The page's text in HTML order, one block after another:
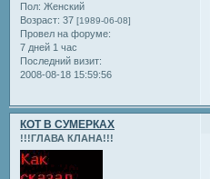
Пол: Женский
Возраст: 37 [1989-06-08]
Провел на форуме:
7 дней 1 час
Последний визит:
2008-08-18 15:59:56
КОТ В СУМЕРКАХ
!!!ГЛАВА КЛАНА!!!